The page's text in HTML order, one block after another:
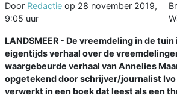
Door Redactie op 28 november 2019,
9:05 uur
LANDSMEER - De vreemdeling in de
eigentijds verhaal over de
waargebeurde verhaal van Annelies
opgetekend door schrijver/journalist Ivo
verwerkt in een boek dat leest als een